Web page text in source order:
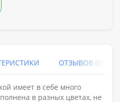
ОТЗЫВОВ (0)
имеет в себе много
в разных цветах, не